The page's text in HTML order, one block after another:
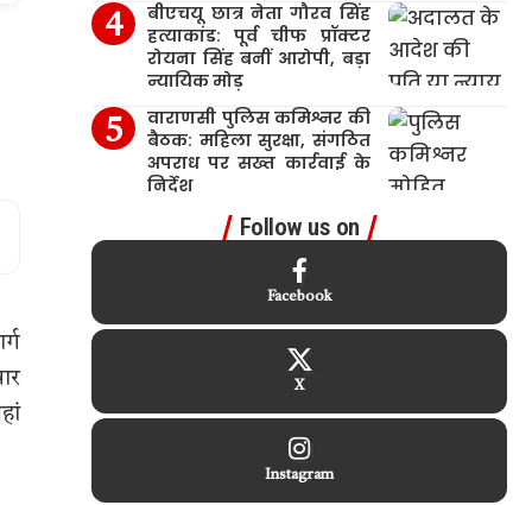
बीएचयू छात्र नेता गौरव सिंह
हत्याकांड: पूर्व चीफ प्रॉक्टर
रोयना सिंह बनीं आरोपी, बड़ा
न्यायिक मोड़
वाराणसी पुलिस कमिश्नर की
बैठक: महिला सुरक्षा, संगठित
अपराध पर सख्त कार्रवाई के
निर्देश
Follow us on
Facebook
X
Instagram